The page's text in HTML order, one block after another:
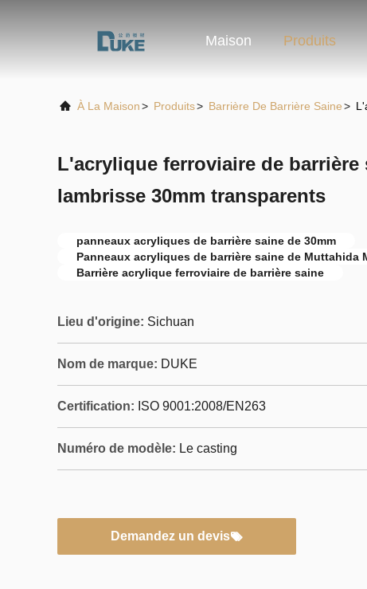
Maison Produits
À La Maison> Produits> Barrière De Barrière Saine>
L'acrylique ferroviaire de barrière
lambrisse 30mm transparents
panneaux acryliques de barrière saine de 30mm
Panneaux acryliques de barrière saine de Muttahida
Barrière acrylique ferroviaire de barrière saine
Lieu d'origine: Sichuan
Nom de marque: DUKE
Certification: ISO 9001:2008/EN263
Numéro de modèle: Le casting
Demandez un devis